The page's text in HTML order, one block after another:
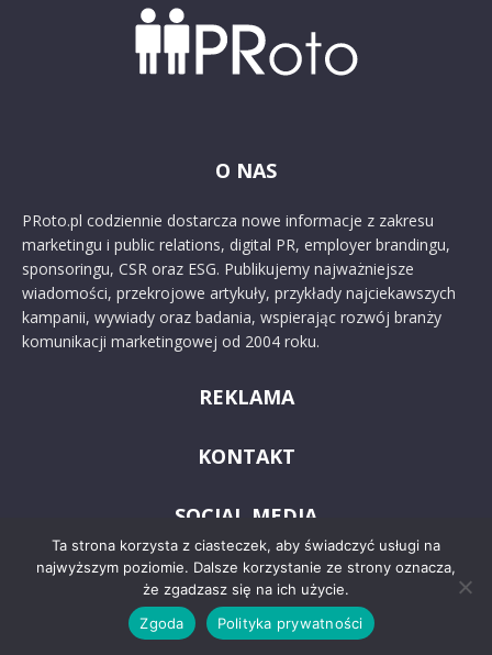
O NAS
PRoto.pl codziennie dostarcza nowe informacje z zakresu
marketingu i public relations, digital PR, employer brandingu,
sponsoringu, CSR oraz ESG. Publikujemy najważniejsze
wiadomości, przekrojowe artykuły, przykłady najciekawszych
kampanii, wywiady oraz badania, wspierając rozwój branży
komunikacji marketingowej od 2004 roku.
REKLAMA
KONTAKT
SOCIAL MEDIA
Ta strona korzysta z ciasteczek, aby świadczyć usługi na
najwyższym poziomie. Dalsze korzystanie ze strony oznacza,
że zgadzasz się na ich użycie.
Zgoda
Polityka prywatności